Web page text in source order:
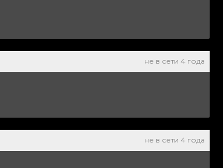
не в сети 4 года
не в сети 4 года